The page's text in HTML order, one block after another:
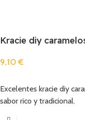
Kracie diy
9,10€
Excelentes kracie diy
sabor rico y tradicional.